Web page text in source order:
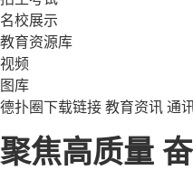
名校展示
教育资源库
视频
图库
德扑圈下载链接 教育资讯 通
聚焦高质量